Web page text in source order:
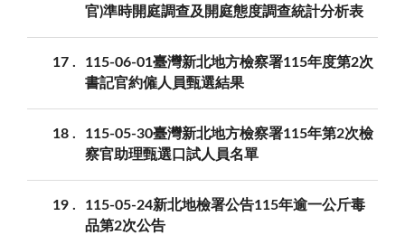
官)準時開庭調查及開庭態度調查統計分析表
17
115-06-01臺灣新北地方檢察署115年度第2次
書記官約僱人員甄選結果
18
115-05-30臺灣新北地方檢察署115年第2次檢
察官助理甄選口試人員名單
19
115-05-24新北地檢署公告115年逾一公斤毒
品第2次公告